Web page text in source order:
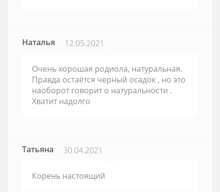
Наталья 12.05.2021
Очень хорошая родиола, натуральная.
Правда остаётся черный осадок , но это
наоборот говорит о натуральности .
Хватит надолго
Татьяна 30.04.2021
Корень настоящий